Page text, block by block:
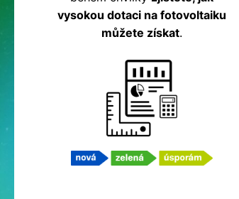
fotovoltaiku
vysokou dotaci na fotovoltaiku
můžete získat.